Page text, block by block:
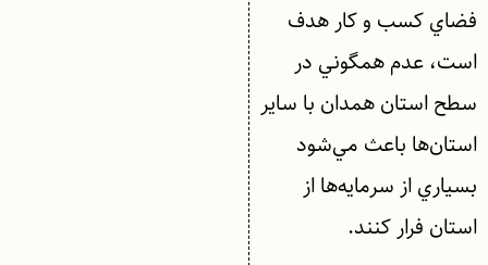
فضاي كسب و كار هدف
است، عدم همگوني در
سطح استان همدان با ساير
استان‌ها باعث مي‌شود
بسياري از سرمايه‌ها از
استان فرار كنند.